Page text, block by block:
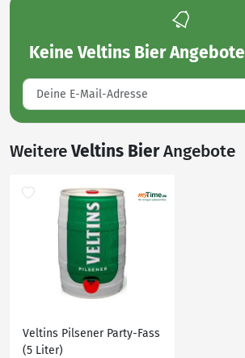
Keine Veltins Bier Angebote
WeitereVeltins BierAngebote
Veltins Pilsener Party-Fass
(5 Liter)